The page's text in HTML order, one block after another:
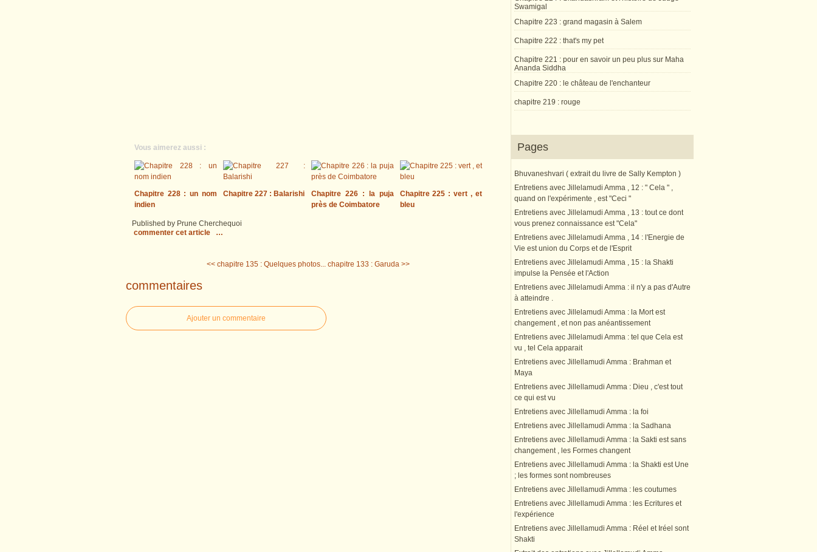
Vous aimerez aussi :
Chapitre 228 : un nom
indien
Chapitre 227 : Balarishi
Chapitre 226 : la puja
près de Coimbatore
Chapitre 225 : vert , et
bleu
Published by Prune Cherchequoi
commenter cet article
…
<< chapitre 135 : Quelques photos... chapitre 133 : Garuda >>
commentaires
Ajouter un commentaire
Swamigal
Chapitre 223 : grand magasin à Salem
Chapitre 222 : that's my pet
Chapitre 221 : pour en savoir un peu plus sur Maha
Ananda Siddha
Chapitre 220 : le château de l'enchanteur
chapitre 219 : rouge
Pages
Bhuvaneshvari ( extrait du livre de Sally Kempton )
Entretiens avec Jillelamudi Amma , 12 : " Cela " ,
quand on l'expérimente , est "Ceci "
Entretiens avec Jillelamudi Amma , 13 : tout ce dont
vous prenez connaissance est "Cela"
Entretiens avec Jillelamudi Amma , 14 : l'Energie de
Vie est union du Corps et de l'Esprit
Entretiens avec Jillelamudi Amma , 15 : la Shakti
impulse la Pensée et l'Action
Entretiens avec Jillelamudi Amma : il n'y a pas d'Autre
à atteindre .
Entretiens avec Jillelamudi Amma : la Mort est
changement , et non pas anéantissement
Entretiens avec Jillelamudi Amma : tel que Cela est
vu , tel Cela apparait
Entretiens avec Jillellamudi Amma : Brahman et
Maya
Entretiens avec Jillellamudi Amma : Dieu , c'est tout
ce qui est vu
Entretiens avec Jillellamudi Amma : la foi
Entretiens avec Jillellamudi Amma : la Sadhana
Entretiens avec Jillellamudi Amma : la Sakti est sans
changement , les Formes changent
Entretiens avec Jillellamudi Amma : la Shakti est Une
; les formes sont nombreuses
Entretiens avec Jillellamudi Amma : les coutumes
Entretiens avec Jillellamudi Amma : les Ecritures et
l'expérience
Entretiens avec Jillellamudi Amma : Réel et Iréel sont
Shakti